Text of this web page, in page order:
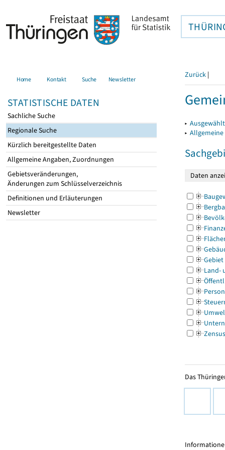
Home Kontakt Suche Newsletter
STATISTISCHE DATEN
Sachliche Suche
Regionale Suche
Kürzlich bereitgestellte Daten
Allgemeine Angaben, Zuordnungen
Gebietsveränderungen,
Änderungen zum Schlüsselverzeichnis
Definitionen und Erläuterungen
Newsletter
Zurück |
▸
▸
Gebiet
Land-
Zensus
Das